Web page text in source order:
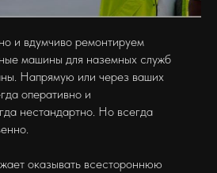
и вдумчиво ремонтируем
машины для наземных служб
Напрямую или через ваших
оперативно и
нестандартно. Но всегда
оказывать всестороннюю